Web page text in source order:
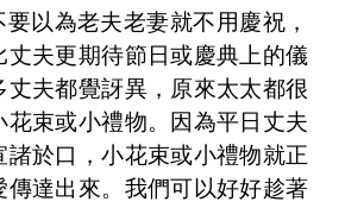
要以為老夫老妻就不用慶祝，
丈夫更期待節日或慶典上的儀
丈夫都覺訝異，原來太太都很
花束或小禮物。因為平日丈夫
諸於口，小花束或小禮物就正
傳達出來。我們可以好好趁著